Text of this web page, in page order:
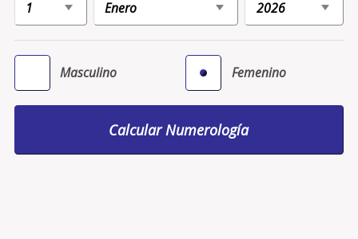
Masculino Femenino